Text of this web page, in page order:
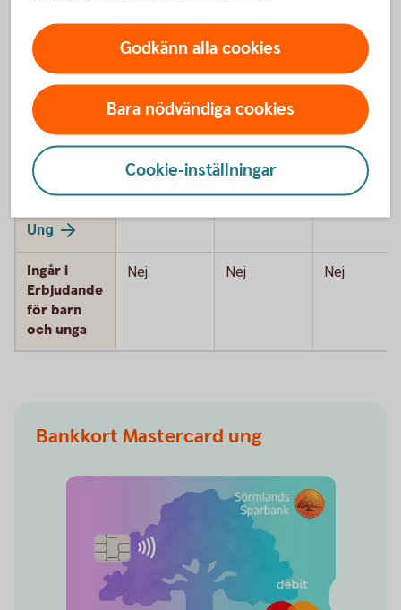
Ingår i
nyckelkund
Ja
Rabatterat
till 295 kr/år
Rabatterat
till 1 400 kr/
Ingår i
nyckelkund
Student
Ja Nej
Ingår i
Ung
Ingår i
Erbjudande
för barn
och unga
Nej Nej Nej
Bankkort Mastercard ung
Godkänn alla cookies
Bara nödvändiga cookies
Cookie-inställningar